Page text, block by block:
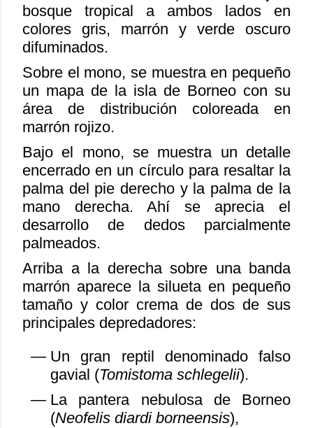
bosque tropical a ambos lados en
colores gris, marrón y verde oscuro
difuminados.
Sobre el mono, se muestra en pequeño
un mapa de la isla de Borneo con su
área de distribución coloreada en
marrón rojizo.
Bajo el mono, se muestra un detalle
encerrado en un círculo para resaltar la
palma del pie derecho y la palma de la
mano derecha. Ahí se aprecia el
desarrollo de dedos parcialmente
palmeados.
Arriba a la derecha sobre una banda
marrón aparece la silueta en pequeño
tamaño y color crema de dos de sus
principales depredadores:
Un gran reptil denominado falso
gavial (Tomistoma schlegelii).
La pantera nebulosa de Borneo
(Neofelis diardi borneensis),